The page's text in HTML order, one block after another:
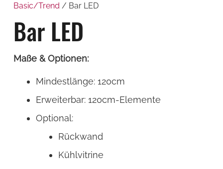
Basic/Trend / Bar LED
Bar LED
Maße & Optionen:
Mindestlänge: 120cm
Erweiterbar: 120cm-Elemente
Optional:
Rückwand
Kühlvitrine